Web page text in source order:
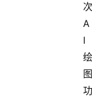
次
A
I
绘
图
功